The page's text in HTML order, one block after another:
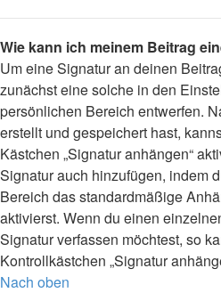
Wie kann ich meinem Beitrag
Um eine Signatur an deinen
zunächst eine solche in den
persönlichen Bereich entwerfen.
erstellt und gespeichert hast,
Kästchen „Signatur anhängen“
Signatur auch hinzufügen, indem
Bereich das standardmäßige
aktivierst. Wenn du einen
Signatur verfassen möchtest, so
Kontrollkästchen „Signatur
Nach oben